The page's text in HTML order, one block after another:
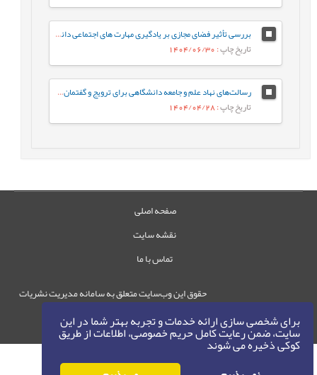
برای شخصی سازی ارائه خدمات و تجربه بهتر شما در این
سایت، ضمن رعایت کامل حریم خصوصی، اطلاعات از طریق
کوکی ذخیره می شوند
بررسی تأثیر فضای مجازی بر یادگیری مهارت های اجتماعی دانش آموزان از دیدگاه معلمان (مطالعه موردی: شهرستان هامون)
تاریخ چاپ: 1404/06/30
رسالت‌های نهاد علم و جامعه دانشگاهی برای ترویج و گفتمان‌سازی الگوی پیشرفت
تاریخ چاپ: 1404/04/28
صفحه اصلی
نقشه سایت
تماس با ما
حقوق این وب‌سایت متعلق به سامانه مدیریت نشریات
حق نشر ©
1405-1396